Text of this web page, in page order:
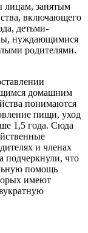
лицам, занятым
включающего
детьми-
нуждающимися
родителями.
домашним
понимаются
пищи, уход
1,5 года. Сюда
и членах
подчеркнули, что
помощь
имеют